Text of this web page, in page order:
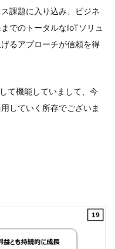
課題に入り込み、ビジネ
でのトータルなIoTソリュ
るアプローチが信頼を得
て機能していまして、今
していく所存でございま